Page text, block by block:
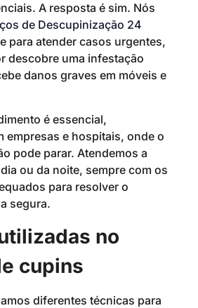
A resposta é sim. Nós
de Descupinização 24
para atender casos urgentes,
descobre uma infestação
danos graves em móveis e
é essencial,
empresas e hospitais, onde o
pode parar. Atendemos a
ou da noite, sempre com os
para resolver o
segura.
no
cupins
diferentes técnicas para